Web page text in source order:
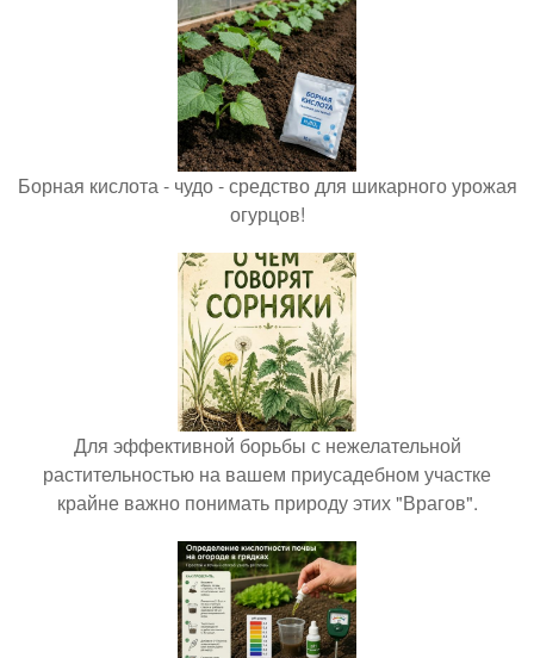
Борная кислота - чудо - средство для шикарного урожая
огурцов!
Для эффективной борьбы с нежелательной
растительностью на вашем приусадебном участке
крайне важно понимать природу этих "Врагов".